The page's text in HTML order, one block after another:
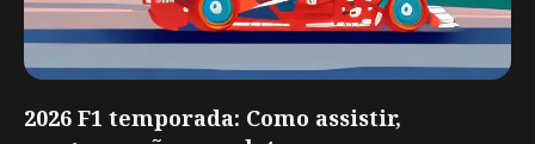
2026 F1 temporada: Como assistir,